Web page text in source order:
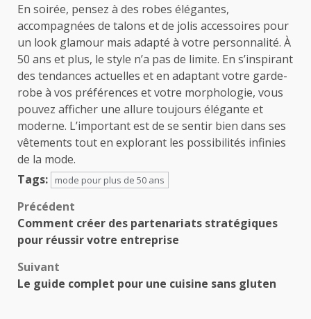
En soirée, pensez à des robes élégantes,
accompagnées de talons et de jolis accessoires pour
un look glamour mais adapté à votre personnalité. À
50 ans et plus, le style n’a pas de limite. En s’inspirant
des tendances actuelles et en adaptant votre garde-
robe à vos préférences et votre morphologie, vous
pouvez afficher une allure toujours élégante et
moderne. L’important est de se sentir bien dans ses
vêtements tout en explorant les possibilités infinies
de la mode.
Tags:
mode pour plus de 50 ans
Navigation
d’article
Précédent
Comment créer des partenariats stratégiques
pour réussir votre entreprise
Suivant
Le guide complet pour une cuisine sans gluten